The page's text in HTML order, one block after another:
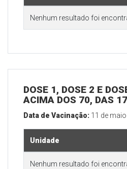
Nenhum resultado foi
DOSE 1, DOSE 2 E
ACIMA DOS 70, DAS
Data de Vacinação: 11 de
Unidade
Nenhum resultado foi